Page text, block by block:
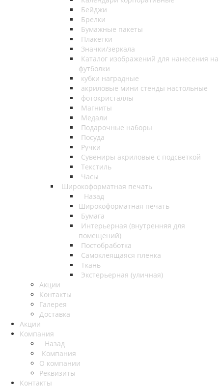
Бейджи
Брелки
Бумажные пакеты
Плакетки
Значки/зеркала
Каталог изображений для нанесения на
футболки
кубки наградные
акриловые мини стенды настольные
фотокристаллы
Магниты
Медали
Подарочные наборы
Посуда
Ручки
Сувениры акриловые с подсветкой
Текстиль
Часы
Широкоформатная печать
Назад
Широкоформатная печать
Бумага
Интерьерная (внутренняя для
помещений)
Постобработка
Самоклеящаяся пленка
Ткань
Экстерьерная (уличная)
Акции
Контакты
Галерея
Доставка
Акции
Компания
Назад
Компания
О компании
Реквизиты
Контакты